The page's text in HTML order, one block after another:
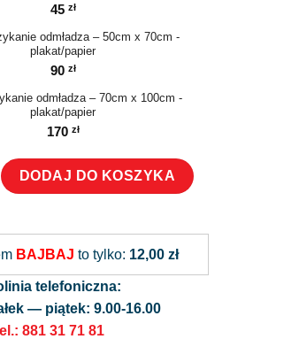
45 zł
odmładza – 50cm x 70cm -
plakat/papier
90 zł
odmładza – 70cm x 100cm -
plakat/papier
170 zł
odmładza
DODAJ DO KOSZYKA
BAJBAJ to tylko: 12,00 zł
telefoniczna:
— piątek: 9.00-16.00
881 31 71 81